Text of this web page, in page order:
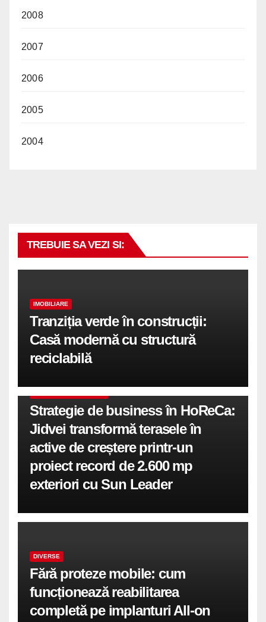
2008
2007
2006
2005
2004
TREBUIE SA VEZI SI:
IMOBILIARE
Tranziția verde în construcții:
Casă modernă cu structură
reciclabilă
Strategie de business în HoReCa:
Jidvei transformă terasele în
active de creștere printr-un
proiect record de 2.600 mp
exteriori cu Sun Leader
DIVERSE
Fără proteze mobile: cum
funcționează reabilitarea
completă pe implanturi All-on